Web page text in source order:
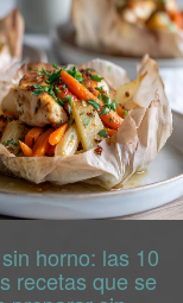
cafeterías y cafés,
horno: las 10
recetas que se